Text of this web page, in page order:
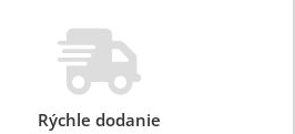
Rýchle dodanie